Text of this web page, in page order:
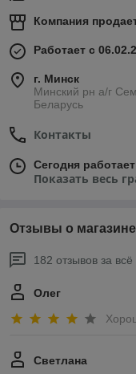
Компания
Работает с
г. Минск
Минский рн а/г
Беларусь
Контакты
Сегодня
Показать весь
Отзывы о магазине
182 отзывов за
Олег
Светлана